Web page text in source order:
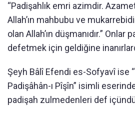
“Padişahlık emri azimdir.
Allah’ın mahbubu ve
olan Allah’ın düşmanıdır.” Onlar
defetmek için geldiğine
Şeyh Bâlî Efendi es-Sofyavî ise
Padişâhân-ı Pîşîn” isimli
padişah zulmedenleri def